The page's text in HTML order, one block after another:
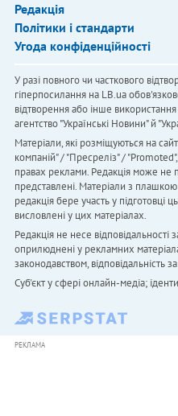
Редакція
Політики і стандарти
Угода конфіденційності
У разі повного чи часткового
гіперпосилання на LB.ua
відтворення або інше
агентство "Українськi Новини" й
Матеріали, які розміщуються на
компаній" / "Пресреліз" /
правах реклами. Редакція може не
представлені. Матеріали з
редакція бере участь у підготовці
висловлені у цих матеріалах.
Редакція не несе відповідальності
оприлюднені у рекламних
законодавством, відповідальність
Cуб'єкт у сфері онлайн-медіа;
РЕКЛАМА